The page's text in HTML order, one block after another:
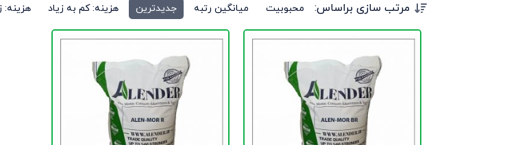
مرتب سازی براساس: محبوبیت میانگین رتبه جدیدترین هزینه: کم به زیاد هزینه: